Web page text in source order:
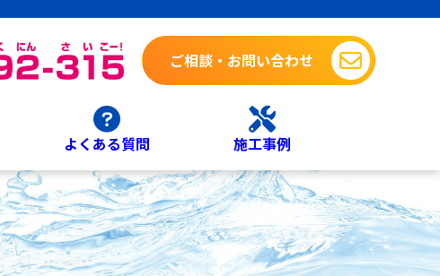
ご相談・お問い合わせ
よくある質問 施工事例